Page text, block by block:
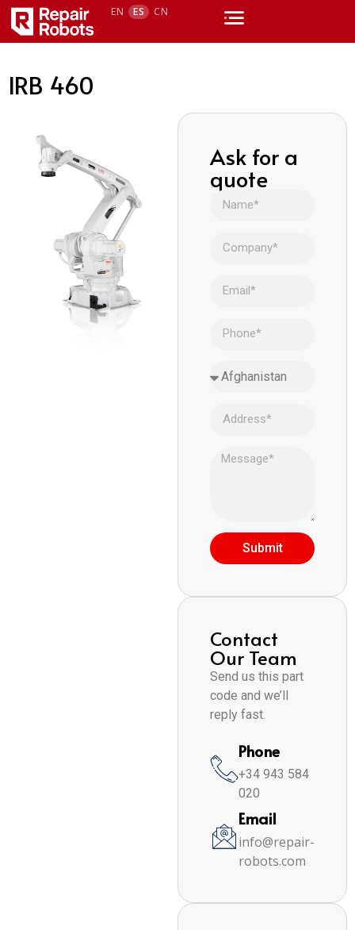
EN ES CN
IRB 460
Ask for a
quote
Submit
Contact
Our Team
Send us this part
code and we’ll
reply fast.
Phone
+34 943 584
020
Email
info@repair-
robots.com